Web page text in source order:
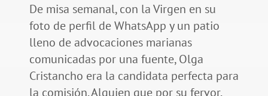
De misa semanal, con la Virgen en su
foto de perfil de WhatsApp y un patio
lleno de advocaciones marianas
comunicadas por una fuente, Olga
Cristancho era la candidata perfecta para
la comisión. Alguien que por su fervor,